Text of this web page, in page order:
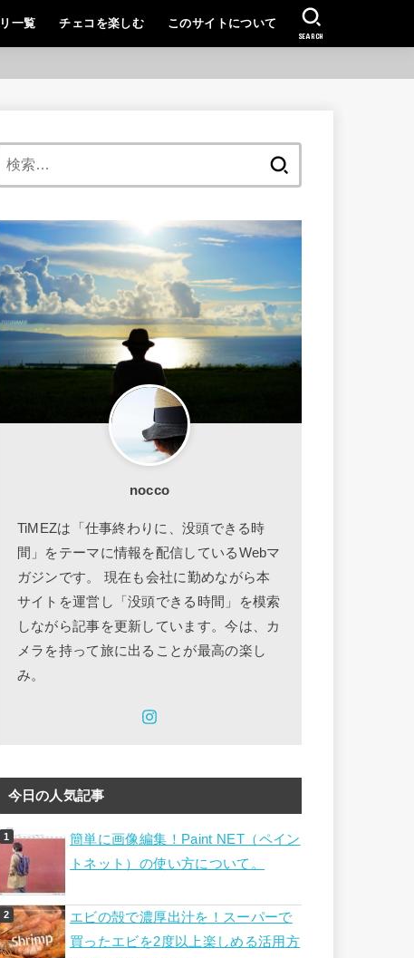
一覧 チェコを楽しむ このサイトについて
SEARCH
nocco
TiMEZは「仕事終わりに、没頭できる時
間」をテーマに情報を配信しているWebマ
ガジンです。 現在も会社に勤めながら本
サイトを運営し「没頭できる時間」を模索
しながら記事を更新しています。今は、カ
メラを持って旅に出ることが最高の楽し
み。
今日の人気記事
簡単に画像編集！Paint NET（ペイン
トネット）の使い方について。
エビの殻で濃厚出汁を！スーパーで
買ったエビを2度以上楽しめる活用方